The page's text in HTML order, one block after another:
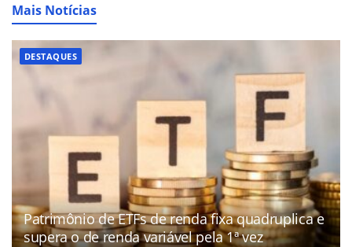
Mais Notícias
DESTAQUES
Patrimônio de ETFs de renda fixa quadruplica e
supera o de renda variável pela 1ª vez